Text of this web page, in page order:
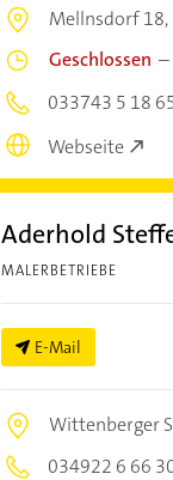
Mellnsdorf 18,
Geschlossen –
033743 5 18
Webseite
Aderhold
MALERBETRIEBE
E-Mail
Wittenberger
034922 6 66